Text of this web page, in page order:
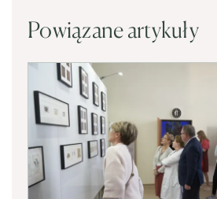
Powiązane artykuły